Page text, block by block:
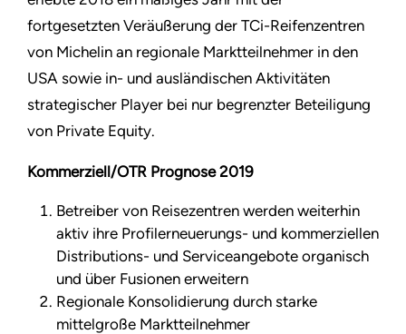
fortgesetzten Veräußerung der TCi-Reifenzentren
von Michelin an regionale Marktteilnehmer in den
USA sowie in- und ausländischen Aktivitäten
strategischer Player bei nur begrenzter Beteiligung
von Private Equity.
Kommerziell/OTR Prognose 2019
Betreiber von Reisezentren werden weiterhin
aktiv ihre Profilerneuerungs- und kommerziellen
Distributions- und Serviceangebote organisch
und über Fusionen erweitern
Regionale Konsolidierung durch starke
mittelgroße Marktteilnehmer